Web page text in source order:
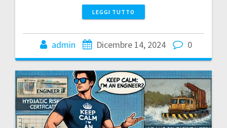
LEGGI TUTTO
admin Dicembre 14, 2024 0